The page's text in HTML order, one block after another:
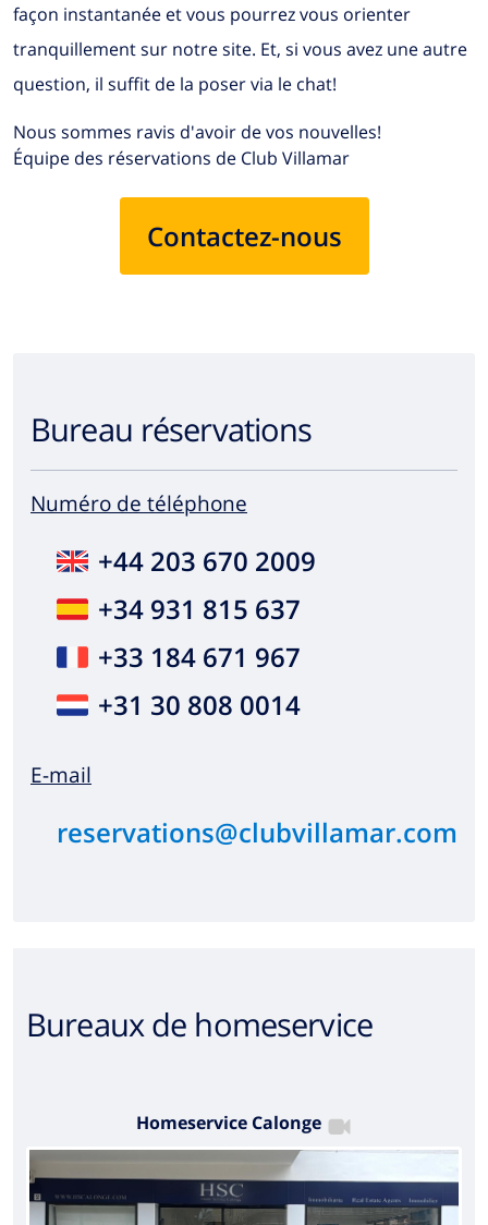
façon instantanée et vous pourrez vous orienter
tranquillement sur notre site. Et, si vous avez une autre
question, il suffit de la poser via le chat!
Nous sommes ravis d'avoir de vos nouvelles!
Équipe des réservations de Club Villamar
Contactez-nous
Bureau réservations
Numéro de téléphone
+44 203 670 2009
+34 931 815 637
+33 184 671 967
+31 30 808 0014
E-mail
reservations@clubvillamar.com
Bureaux de homeservice
Homeservice Calonge